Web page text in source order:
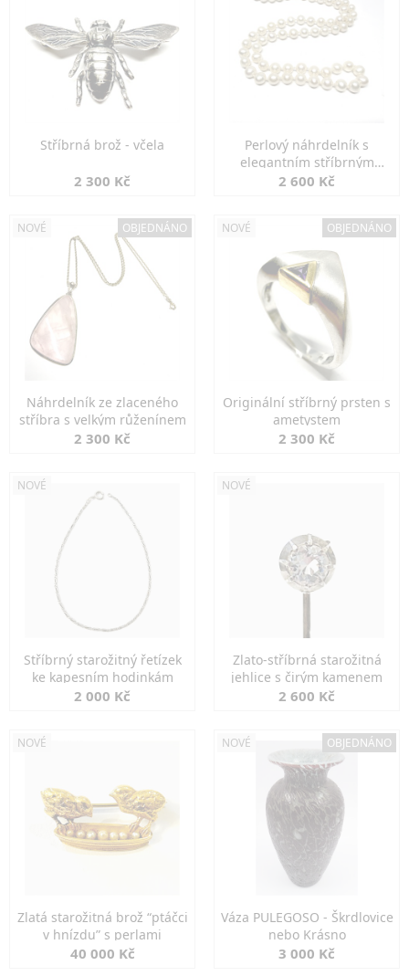
Stříbrná brož - včela
2 300 Kč
Perlový náhrdelník s
elegantním stříbrným
zapínáním
2 600 Kč
NOVÉ OBJEDNÁNO
Náhrdelník ze zlaceného
stříbra s velkým růženínem
2 300 Kč
NOVÉ OBJEDNÁNO
Originální stříbrný prsten s
ametystem
2 300 Kč
NOVÉ
Stříbrný starožitný řetízek
ke kapesním hodinkám
2 000 Kč
NOVÉ
Zlato-stříbrná starožitná
jehlice s čirým kamenem
2 600 Kč
NOVÉ
Zlatá starožitná brož “ptáčci
v hnízdu” s perlami
40 000 Kč
NOVÉ OBJEDNÁNO
Váza PULEGOSO - Škrdlovice
nebo Krásno
3 000 Kč